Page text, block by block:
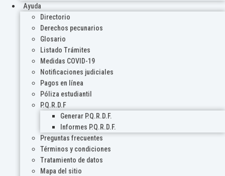
Ayuda
Directorio
Derechos pecunarios
Glosario
Listado Trámites
Medidas COVID-19
Notificaciones judiciales
Pagos en línea
Póliza estudiantil
P.Q.R.D.F
Generar P.Q.R.D.F.
Informes P.Q.R.D.F.
Preguntas frecuentes
Términos y condiciones
Tratamiento de datos
Mapa del sitio